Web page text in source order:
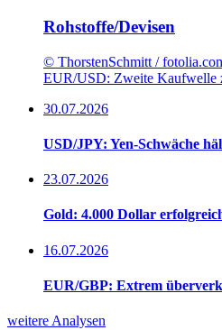
Rohstoffe/Devisen
© ThorstenSchmitt /
EUR/USD: Zweite Kaufwelle
30.07.2026
USD/JPY: Yen-Schwäche
23.07.2026
Gold: 4.000 Dollar
16.07.2026
EUR/GBP: Extrem
weitere Analysen